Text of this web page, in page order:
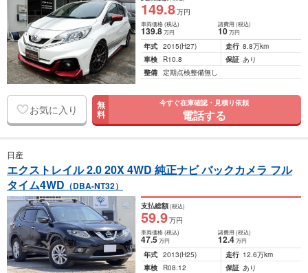
149.8万円
車両価格(税込)
139.8万円
諸費用 (税込)
10 万円
年式 2015(H27) 走行 8.8万km
車検
R10.8 保証 あり
整備 定期点検整備無し
お気に入り 無
料
今すぐ在庫確認・見積り依頼
電話する
日産
エクストレイル 2.0 20X 4WD 純正ナビ バックカメラ フル
タイム4WD （DBA-NT32）
支払総額(税込)
59.9万円
車両価格(税込)
47.5万円
諸費用 (税込)
12.4 万円
年式 2013(H25) 走行 12.6万km
車検
R08.12 保証 あり